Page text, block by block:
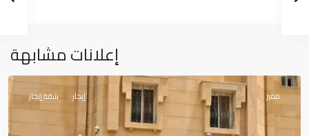
إعلانات مشابهة
مميز إيجار شقة إيجار